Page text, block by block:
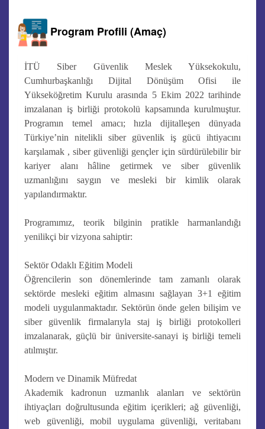
Program Profili (Amaç)
İTÜ Siber Güvenlik Meslek Yüksekokulu,
Cumhurbaşkanlığı Dijital Dönüşüm Ofisi ile
Yükseköğretim Kurulu arasında 5 Ekim 2022 tarihinde
imzalanan iş birliği protokolü kapsamında kurulmuştur.
Programın temel amacı; hızla dijitalleşen dünyada
Türkiye’nin nitelikli siber güvenlik iş gücü ihtiyacını
karşılamak , siber güvenliği gençler için sürdürülebilir bir
kariyer alanı hâline getirmek ve siber güvenlik
uzmanlığını saygın ve mesleki bir kimlik olarak
yapılandırmaktır.
Programımız, teorik bilginin pratikle harmanlandığı
yenilikçi bir vizyona sahiptir:
Sektör Odaklı Eğitim Modeli
Öğrencilerin son dönemlerinde tam zamanlı olarak
sektörde mesleki eğitim almasını sağlayan 3+1 eğitim
modeli uygulanmaktadır. Sektörün önde gelen bilişim ve
siber güvenlik firmalarıyla staj iş birliği protokolleri
imzalanarak, güçlü bir üniversite-sanayi iş birliği temeli
atılmıştır.
Modern ve Dinamik Müfredat
Akademik kadronun uzmanlık alanları ve sektörün
ihtiyaçları doğrultusunda eğitim içerikleri; ağ güvenliği,
web güvenliği, mobil uygulama güvenliği, veritabanı